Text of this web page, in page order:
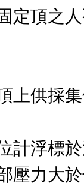
定頂之
上供採
計浮標
壓力大